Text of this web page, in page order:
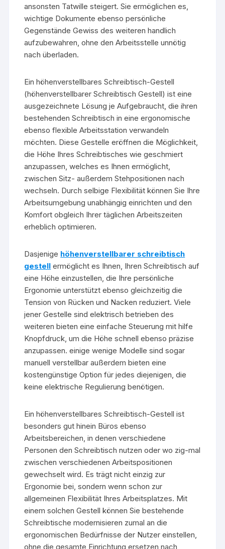
ansonsten Tatwille steigert. Sie ermöglichen es,
wichtige Dokumente ebenso persönliche
Gegenstände Gewiss des weiteren handlich
aufzubewahren, ohne den Arbeitsstelle unnötig
nach überladen.
Ein höhenverstellbares Schreibtisch-Gestell
(höhenverstellbarer Schreibtisch Gestell) ist eine
ausgezeichnete Lösung je Aufgebraucht, die ihren
bestehenden Schreibtisch in eine ergonomische
ebenso flexible Arbeitsstation verwandeln
möchten. Diese Gestelle eröffnen die Möglichkeit,
die Höhe Ihres Schreibtisches wie geschmiert
anzupassen, welches es Ihnen ermöglicht,
zwischen Sitz- außerdem Stehpositionen nach
wechseln. Durch selbige Flexibilität können Sie Ihre
Arbeitsumgebung unabhängig einrichten und den
Komfort obgleich Ihrer täglichen Arbeitszeiten
erheblich optimieren.
Dasjenige höhenverstellbarer schreibtisch
gestell ermöglicht es Ihnen, Ihren Schreibtisch auf
eine Höhe einzustellen, die Ihre persönliche
Ergonomie unterstützt ebenso gleichzeitig die
Tension von Rücken und Nacken reduziert. Viele
jener Gestelle sind elektrisch betrieben des
weiteren bieten eine einfache Steuerung mit hilfe
Knopfdruck, um die Höhe schnell ebenso präzise
anzupassen. einige wenige Modelle sind sogar
manuell verstellbar außerdem bieten eine
kostengünstige Option für jedes diejenigen, die
keine elektrische Regulierung benötigen.
Ein höhenverstellbares Schreibtisch-Gestell ist
besonders gut hinein Büros ebenso
Arbeitsbereichen, in denen verschiedene
Personen den Schreibtisch nutzen oder wo zig-mal
zwischen verschiedenen Arbeitspositionen
gewechselt wird. Es trägt nicht einzig zur
Ergonomie bei, sondern wenn schon zur
allgemeinen Flexibilität Ihres Arbeitsplatzes. Mit
einem solchen Gestell können Sie bestehende
Schreibtische modernisieren zumal an die
ergonomischen Bedürfnisse der Nutzer einstellen,
ohne die gesamte Einrichtung ersetzen nach